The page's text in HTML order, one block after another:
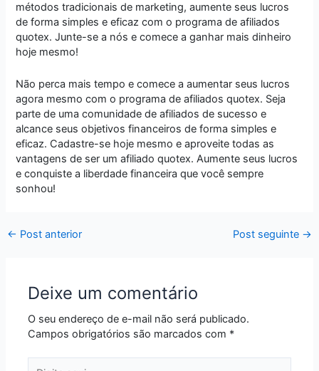
métodos tradicionais de marketing, aumente seus lucros
de forma simples e eficaz com o programa de afiliados
quotex. Junte-se a nós e comece a ganhar mais dinheiro
hoje mesmo!
Não perca mais tempo e comece a aumentar seus lucros
agora mesmo com o programa de afiliados quotex. Seja
parte de uma comunidade de afiliados de sucesso e
alcance seus objetivos financeiros de forma simples e
eficaz. Cadastre-se hoje mesmo e aproveite todas as
vantagens de ser um afiliado quotex. Aumente seus lucros
e conquiste a liberdade financeira que você sempre
sonhou!
← Post anterior Post seguinte →
Deixe um comentário
O seu endereço de e-mail não será publicado.
Campos obrigatórios são marcados com *